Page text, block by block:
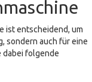
ist entscheidend, um
sondern auch für eine
dabei folgende